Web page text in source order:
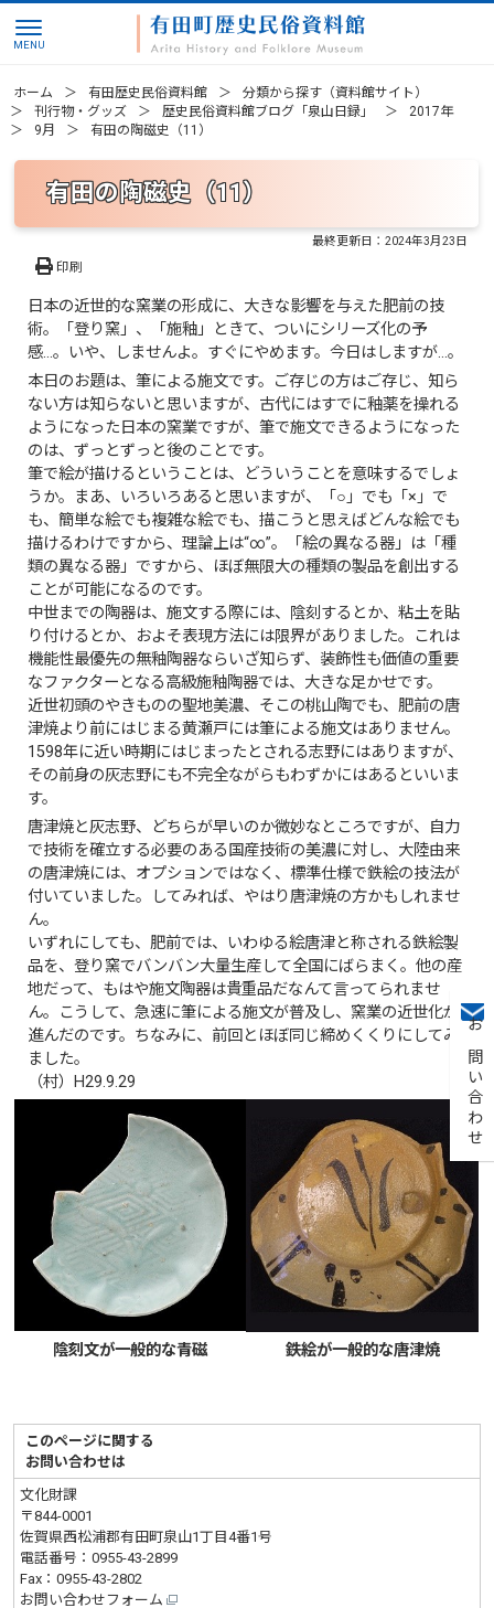
お問い合わせ
ホーム 有田歴史民俗資料館
分類から探す（資料館サイト）
刊行物・グッズ
歴史民俗資料館ブログ「泉山日録」
2017年
9月
有田の陶磁史（11）
有田の陶磁史（11）
最終更新日：2024年3月23日
印刷
日本の近世的な窯業の形成に、大きな影響を与えた肥前の技
術。「登り窯」、「施釉」ときて、ついにシリーズ化の予
感…。いや、しませんよ。すぐにやめます。今日はしますが…。
本日のお題は、筆による施文です。ご存じの方はご存じ、知ら
ない方は知らないと思いますが、古代にはすでに釉薬を操れる
ようになった日本の窯業ですが、筆で施文できるようになった
のは、ずっとずっと後のことです。
筆で絵が描けるということは、どういうことを意味するでしょ
うか。まあ、いろいろあると思いますが、「○」でも「×」で
も、簡単な絵でも複雑な絵でも、描こうと思えばどんな絵でも
描けるわけですから、理論上は“∞”。「絵の異なる器」は「種
類の異なる器」ですから、ほぼ無限大の種類の製品を創出する
ことが可能になるのです。
中世までの陶器は、施文する際には、陰刻するとか、粘土を貼
り付けるとか、およそ表現方法には限界がありました。これは
機能性最優先の無釉陶器ならいざ知らず、装飾性も価値の重要
なファクターとなる高級施釉陶器では、大きな足かせです。
近世初頭のやきものの聖地美濃、そこの桃山陶でも、肥前の唐
津焼より前にはじまる黄瀬戸には筆による施文はありません。
1598年に近い時期にはじまったとされる志野にはありますが、
その前身の灰志野にも不完全ながらもわずかにはあるといいま
す。
唐津焼と灰志野、どちらが早いのか微妙なところですが、自力
で技術を確立する必要のある国産技術の美濃に対し、大陸由来
の唐津焼には、オプションではなく、標準仕様で鉄絵の技法が
付いていました。してみれば、やはり唐津焼の方かもしれませ
ん。
いずれにしても、肥前では、いわゆる絵唐津と称される鉄絵製
品を、登り窯でバンバン大量生産して全国にばらまく。他の産
地だって、もはや施文陶器は貴重品だなんて言ってられませ
ん。こうして、急速に筆による施文が普及し、窯業の近世化が
進んだのです。ちなみに、前回とほぼ同じ締めくくりにしてみ
ました。
（村）H29.9.29
陰刻文が一般的な青磁 鉄絵が一般的な唐津焼
このページに関する
お問い合わせは
文化財課
〒844-0001
佐賀県西松浦郡有田町泉山1丁目4番1号
電話番号：0955-43-2899
Fax：0955-43-2802
お問い合わせフォーム